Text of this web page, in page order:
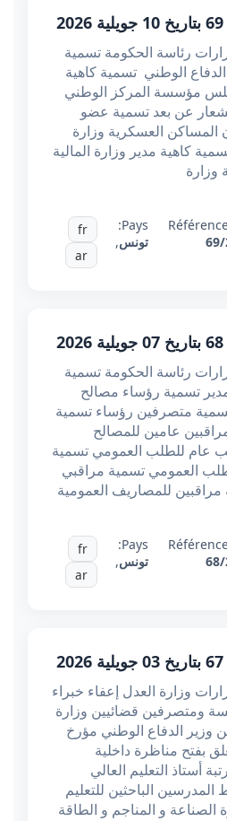
رئاسة الحكومة تسمية
الوطني تسمية كاهية
مؤسسة المركز الوطني
عن بعد تسمية عضو
العسكرية وزارة
كاهية مدير وزارة المالية
وزارة
69/
Pays:
تونس,
fr
ar
رئاسة الحكومة تسمية
تسمية رؤساء مصالح
متصرفين رؤساء تسمية
عامين للمصالح
عام للطلب العمومي تسمية
العمومي تسمية مراقبي
للمصاريف العمومية
68/
Pays:
تونس,
fr
ar
وزارة العدل إعفاء خبراء
ومتصرفين قضائيين وزارة
وزير الدفاع الوطني مؤرخ
2026 يتعلق بفتح مناظرة داخلية
أستاذ التعليم العالي
الباحثين للتعليم
الصناعة و المناجم و الطاقة